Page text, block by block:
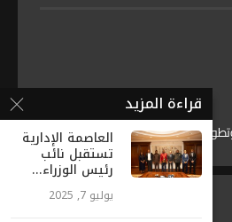
قراءة المزيد
العاصمة الإدارية
تستقبل نائب
رئيس الوزراء...
يوليو 7, 2025